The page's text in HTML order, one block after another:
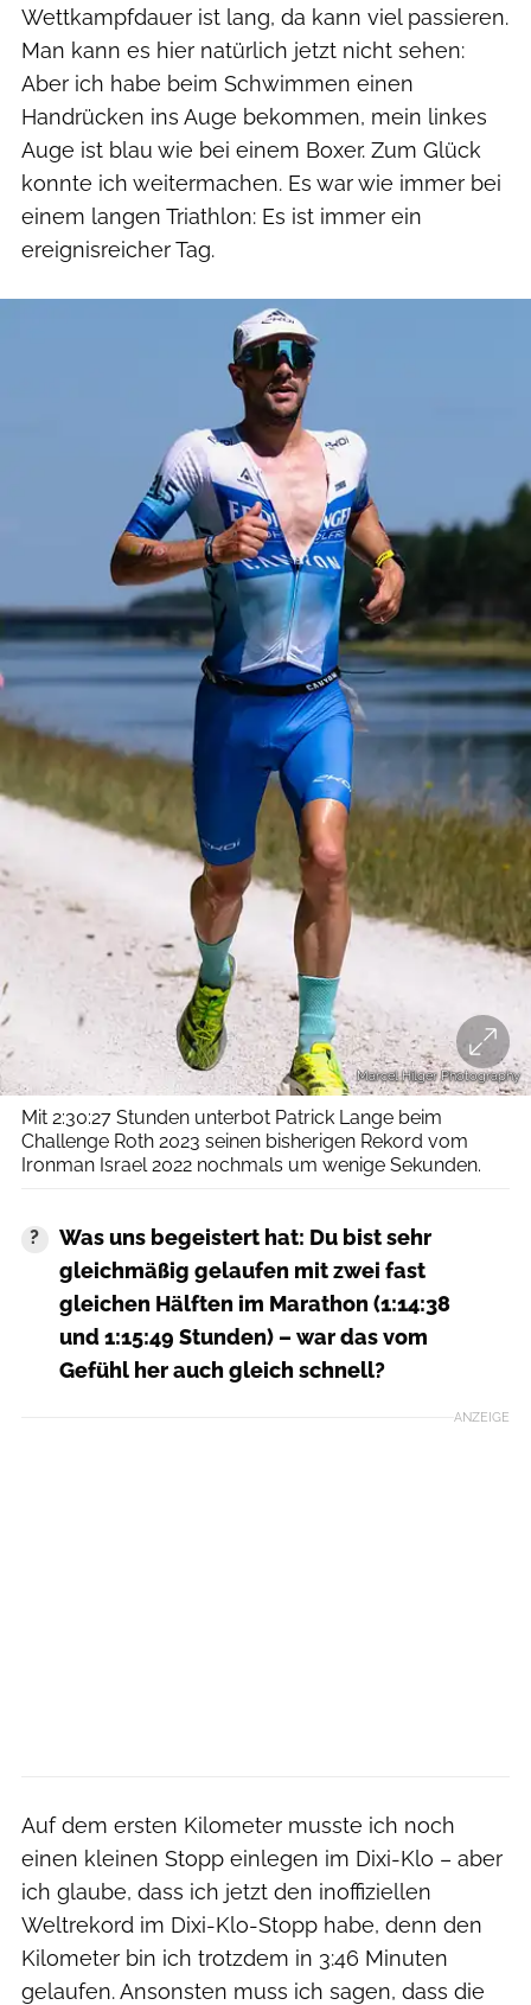
Wettkampfdauer ist lang, da kann viel passieren.
Man kann es hier natürlich jetzt nicht sehen:
Aber ich habe beim Schwimmen einen
Handrücken ins Auge bekommen, mein linkes
Auge ist blau wie bei einem Boxer. Zum Glück
konnte ich weitermachen. Es war wie immer bei
einem langen Triathlon: Es ist immer ein
ereignisreicher Tag.
Marcel Hilger Photography
Mit 2:30:27 Stunden unterbot Patrick Lange beim
Challenge Roth 2023 seinen bisherigen Rekord vom
Ironman Israel 2022 nochmals um wenige Sekunden.
Was uns begeistert hat: Du bist sehr
gleichmäßig gelaufen mit zwei fast
gleichen Hälften im Marathon (1:14:38
und 1:15:49 Stunden) – war das vom
Gefühl her auch gleich schnell?
ANZEIGE
Auf dem ersten Kilometer musste ich noch
einen kleinen Stopp einlegen im Dixi-Klo – aber
ich glaube, dass ich jetzt den inoffiziellen
Weltrekord im Dixi-Klo-Stopp habe, denn den
Kilometer bin ich trotzdem in 3:46 Minuten
gelaufen. Ansonsten muss ich sagen, dass die